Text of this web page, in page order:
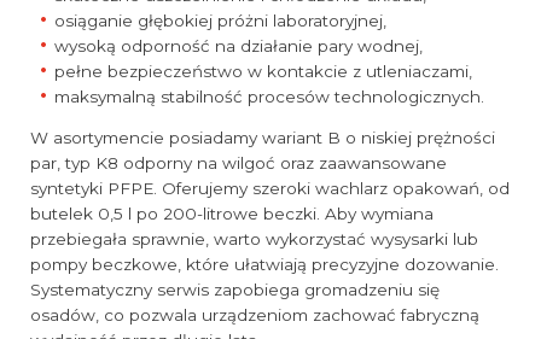
osiąganie głębokiej próżni laboratoryjnej,
wysoką odporność na działanie pary wodnej,
pełne bezpieczeństwo w kontakcie z utleniaczami,
maksymalną stabilność procesów technologicznych.
W asortymencie posiadamy wariant B o niskiej prężności
par, typ K8 odporny na wilgoć oraz zaawansowane
syntetyki PFPE. Oferujemy szeroki wachlarz opakowań, od
butelek 0,5 l po 200-litrowe beczki. Aby wymiana
przebiegała sprawnie, warto wykorzystać wysysarki lub
pompy beczkowe, które ułatwiają precyzyjne dozowanie.
Systematyczny serwis zapobiega gromadzeniu się
osadów, co pozwala urządzeniom zachować fabryczną